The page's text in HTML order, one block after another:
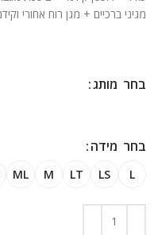
ניגודיות בהירה
הוסף קו תחתון לקישורים
מגיני ברכיים + מגן רוח אחורי
מותג
מידה
L
LS
LT
M
ML